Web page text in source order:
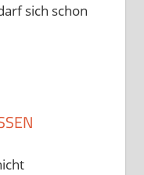
sich schon